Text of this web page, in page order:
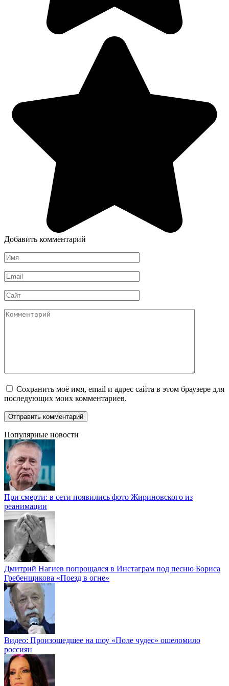
Добавить комментарий
Имя
*
Email
*
Сайт
Комментарий
Сохранить моё имя, email и адрес сайта в этом браузере для
последующих моих комментариев.
Популярные новости
При смерти: в сети появились фото Жириновского из
реанимации
Дмитрий Нагиев попрощался в Инстаграм под песню Бориса
Гребенщикова «Поезд в огне»
Видео: Произошедшее на шоу «Поле чудес» ошеломило
россиян